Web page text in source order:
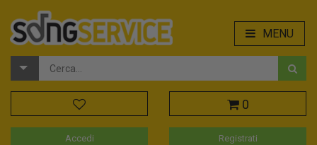
MENU
0
Accedi Registrati